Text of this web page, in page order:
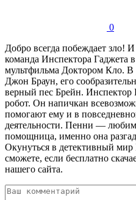
0
Добро всегда побеждает зло!
команда Инспектора Гаджета
мультфильма Доктором Кло.
Джон Браун, его
верный пес Брейн.
робот. Он напичкан
помогают ему и в
деятельности. Пенни —
помощница, именно она
Окунуться в детективный
сможете, если бесплатно
нашего сайта.